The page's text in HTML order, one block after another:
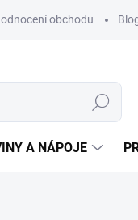
obchodu
Hledat
A NÁPOJE